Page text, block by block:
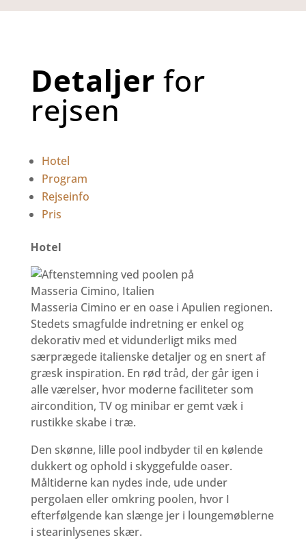
Detaljer for
rejsen
Hotel
Program
Rejseinfo
Pris
Hotel
Masseria Cimino er en oase i Apulien regionen.
Stedets smagfulde indretning er enkel og
dekorativ med et vidunderligt miks med
særprægede italienske detaljer og en snert af
græsk inspiration. En rød tråd, der går igen i
alle værelser, hvor moderne faciliteter som
aircondition, TV og minibar er gemt væk i
rustikke skabe i træ.
Den skønne, lille pool indbyder til en kølende
dukkert og ophold i skyggefulde oaser.
Måltiderne kan nydes inde, ude under
pergolaen eller omkring poolen, hvor I
efterfølgende kan slænge jer i loungemøblerne
i stearinlysenes skær.